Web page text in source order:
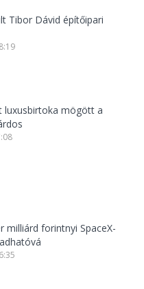
Tibor Dávid építőipari
luxusbirtoka mögött a
milliárd forintnyi SpaceX-